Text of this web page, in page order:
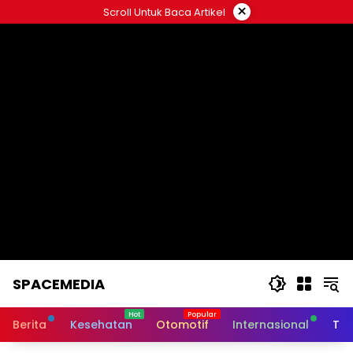
to
Scroll Untuk Baca Artikel ×
SPACEMEDIA
Berita Kesehatan Otomotif Internasional